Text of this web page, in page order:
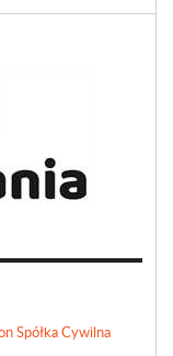
Spółka Cywilna